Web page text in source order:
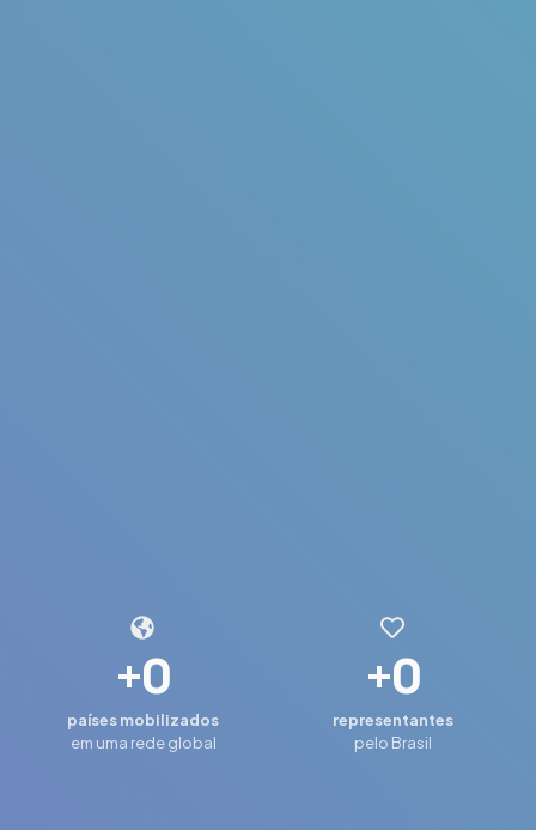
+0
países mobilizados
em uma rede global
+0
representantes
pelo Brasil